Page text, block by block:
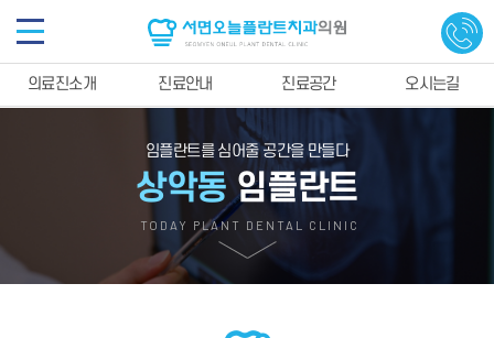
의료진소개 진료안내 진료공간 오시는길
임플란트를 심어줄 공간을 만들다
상악동임플란트
TODAY PLANT DENTAL CLINIC